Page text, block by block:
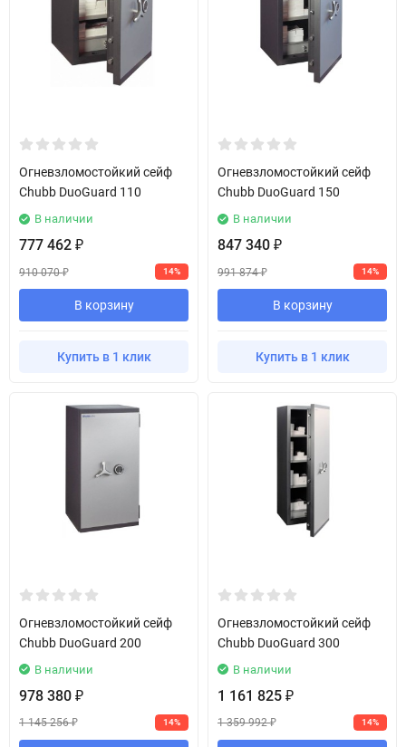
Огневзломостойкий сейф
Chubb DuoGuard 110
В наличии
777 462 ₽
910 070₽ 14%
В корзину
Купить в 1 клик
Огневзломостойкий сейф
Chubb DuoGuard 150
В наличии
847 340 ₽
991 874₽ 14%
В корзину
Купить в 1 клик
Огневзломостойкий сейф
Chubb DuoGuard 200
В наличии
978 380 ₽
1 145 256₽ 14%
Огневзломостойкий сейф
Chubb DuoGuard 300
В наличии
1 161 825 ₽
1 359 992₽ 14%